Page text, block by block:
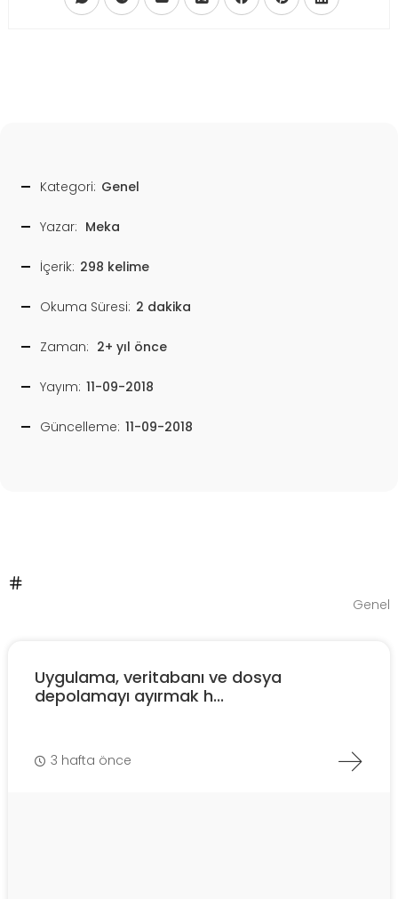
Kategori: Genel
Yazar: Meka
İçerik: 298 kelime
Okuma Süresi: 2 dakika
Zaman: 2+ yıl önce
Yayım: 11-09-2018
Güncelleme: 11-09-2018
Genel
Uygulama, veritabanı ve dosya
depolamayı ayırmak h...
3 hafta önce